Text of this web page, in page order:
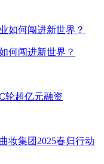
何闯进新世界？
轮超亿元融资